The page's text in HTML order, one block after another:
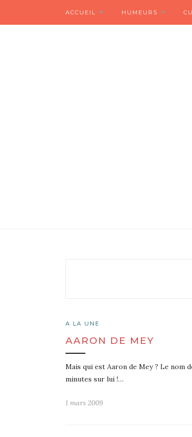
ACCUEIL HUMEURS
A LA UNE
AARON DE MEY
Mais qui est Aaron de Mey ? Le nom
minutes sur lui !…
1 mars 2009